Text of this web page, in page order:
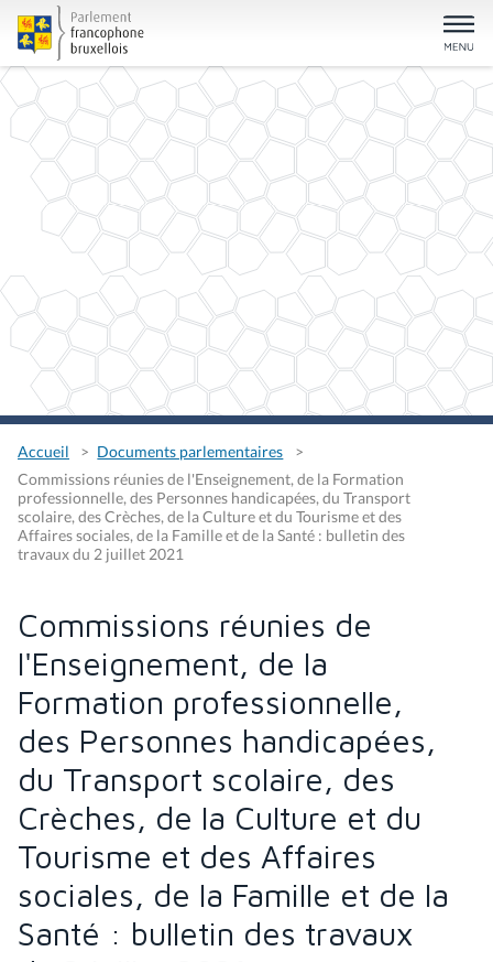
Accueil
Documents parlementaires
Commissions réunies de l'Enseignement, de la Formation
professionnelle, des Personnes handicapées, du Transport
scolaire, des Crèches, de la Culture et du Tourisme et des
Affaires sociales, de la Famille et de la Santé : bulletin des
travaux du 2 juillet 2021
Commissions réunies de
l'Enseignement, de la
Formation professionnelle,
des Personnes handicapées,
du Transport scolaire, des
Crèches, de la Culture et du
Tourisme et des Affaires
sociales, de la Famille et de la
Santé : bulletin des travaux